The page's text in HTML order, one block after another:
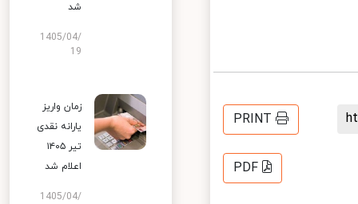
PRINT
PDF
شد
1405/04/
19
زمان واریز
یارانه نقدی
تیر ۱۴۰۵
اعلام شد
1405/04/